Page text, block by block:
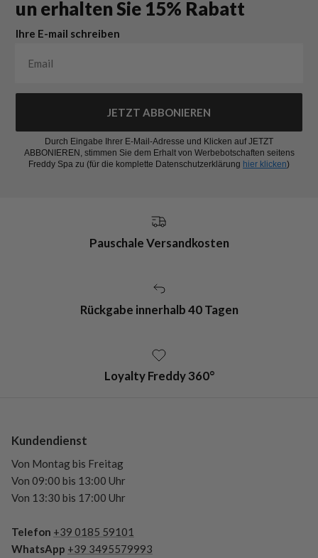
un erhalten Sie 15% Rabatt
Ihre E-mail schreiben
JETZT ABBONIEREN
Durch Eingabe Ihrer E-Mail-Adresse und Klicken auf JETZT
ABBONIEREN, stimmen Sie dem Erhalt von Werbebotschaften seitens
Freddy Spa zu (für die komplette Datenschutzerklärung hier klicken)
Pauschale Versandkosten
Rückgabe innerhalb 40 Tagen
Loyalty Freddy 360°
Kundendienst
Von Montag bis Freitag
Von 09:00 bis 13:00 Uhr
Von 13:30 bis 17:00 Uhr
Telefon +39 0185 59101
WhatsApp +39 3495579993